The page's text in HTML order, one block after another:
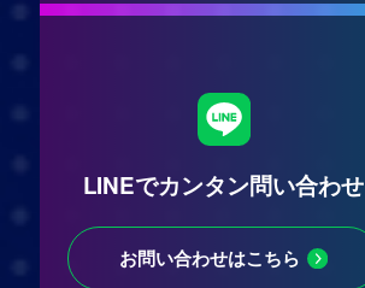
LINEでカンタン問い合わせ
お問い合わせはこちら